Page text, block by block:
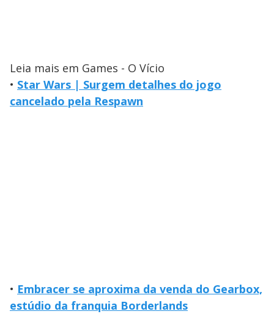
Leia mais em Games - O Vício
• Star Wars | Surgem detalhes do jogo
cancelado pela Respawn
• Embracer se aproxima da venda do Gearbox,
estúdio da franquia Borderlands